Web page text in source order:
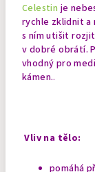
Celestin je
rychle zklidnit a
s ním utišit
v dobré obrátí.
vhodný pro
kámen..
Vliv na tělo:
pomáhá